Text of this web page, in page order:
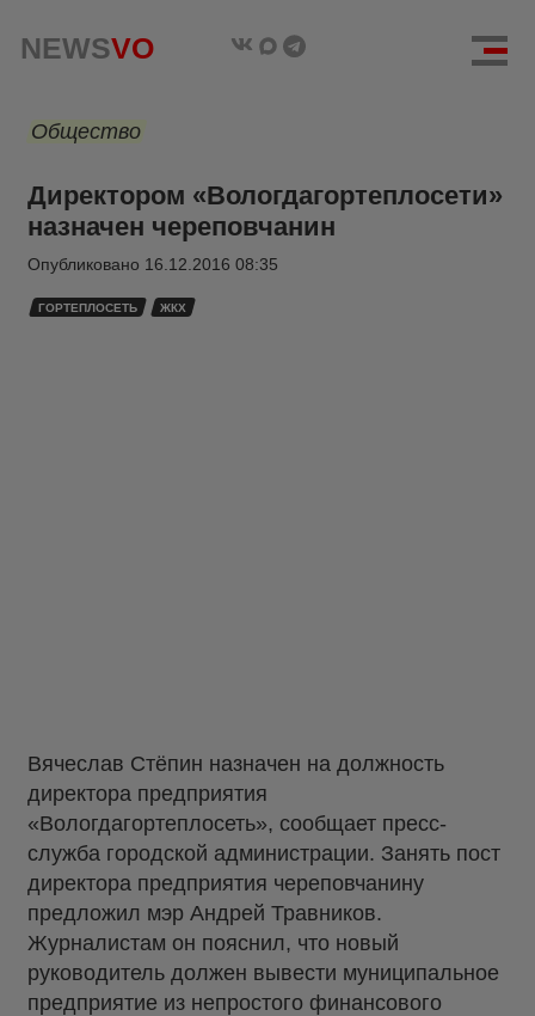
NEWSVO
Общество
Директором «Вологдагортеплосети»
назначен череповчанин
Опубликовано 16.12.2016 08:35
ГОРТЕПЛОСЕТЬ ЖКХ
Вячеслав Стёпин назначен на должность
директора предприятия
«Вологдагортеплосеть», сообщает пресс-
служба городской администрации. Занять пост
директора предприятия череповчанину
предложил мэр Андрей Травников.
Журналистам он пояснил, что новый
руководитель должен вывести муниципальное
предприятие из непростого финансового